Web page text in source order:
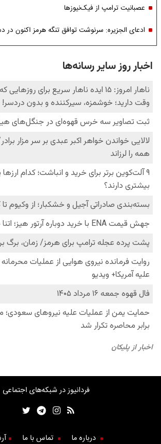
عصبانیت ترامپ از فیک‌نیوزها
ادعای الجزیره: سرنوشت توافق تنگه هرمز اکنون در
فردانیوز در شبکه‌های اجتماعی
درباره ما تماس با ما